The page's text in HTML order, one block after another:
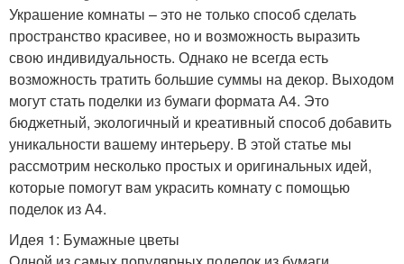
Украшение комнаты – это не только способ сделать
пространство красивее, но и возможность выразить
свою индивидуальность. Однако не всегда есть
возможность тратить большие суммы на декор. Выходом
могут стать поделки из бумаги формата А4. Это
бюджетный, экологичный и креативный способ добавить
уникальности вашему интерьеру. В этой статье мы
рассмотрим несколько простых и оригинальных идей,
которые помогут вам украсить комнату с помощью
поделок из А4.
Идея 1: Бумажные цветы